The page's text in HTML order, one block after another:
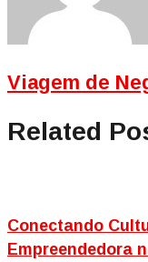
Viagem de
Related
Conectando
Empreendedora